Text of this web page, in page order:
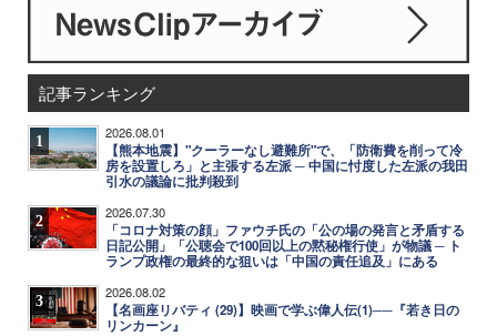
記事ランキング
1 2026.08.01
【熊本地震】"クーラーなし避難所"で、「防衛費を削って冷
房を設置しろ」と主張する左派 ─ 中国に忖度した左派の我田
引水の議論に批判殺到
2 2026.07.30
「コロナ対策の顔」ファウチ氏の「公の場の発言と矛盾する
日記公開」「公聴会で100回以上の黙秘権行使」が物議 ─ ト
ランプ政権の最終的な狙いは「中国の責任追及」にある
3 2026.08.02
【名画座リバティ (29)】映画で学ぶ偉人伝(1)──『若き日の
リンカーン』